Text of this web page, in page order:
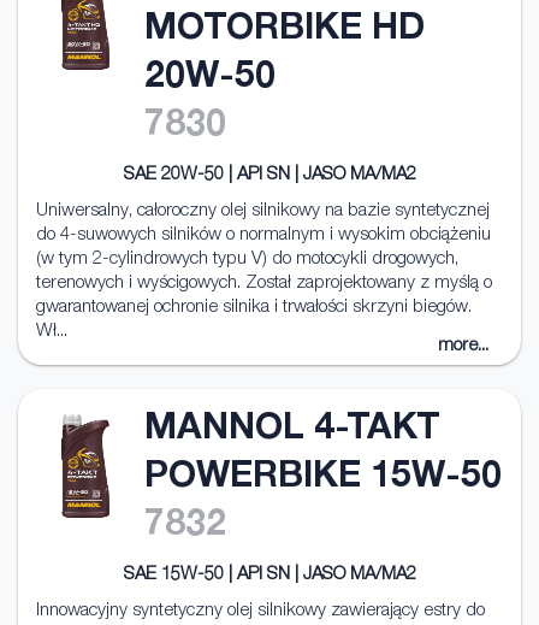
MOTORBIKE HD
20W-50
7830
SAE 20W-50 | API SN | JASO MA/MA2
Uniwersalny, całoroczny olej silnikowy na bazie syntetycznej
do 4-suwowych silników o normalnym i wysokim obciążeniu
(w tym 2-cylindrowych typu V) do motocykli drogowych,
terenowych i wyścigowych. Został zaprojektowany z myślą o
gwarantowanej ochronie silnika i trwałości skrzyni biegów.
Wł...
more...
MANNOL 4-TAKT
POWERBIKE 15W-50
7832
SAE 15W-50 | API SN | JASO MA/MA2
Innowacyjny syntetyczny olej silnikowy zawierający estry do